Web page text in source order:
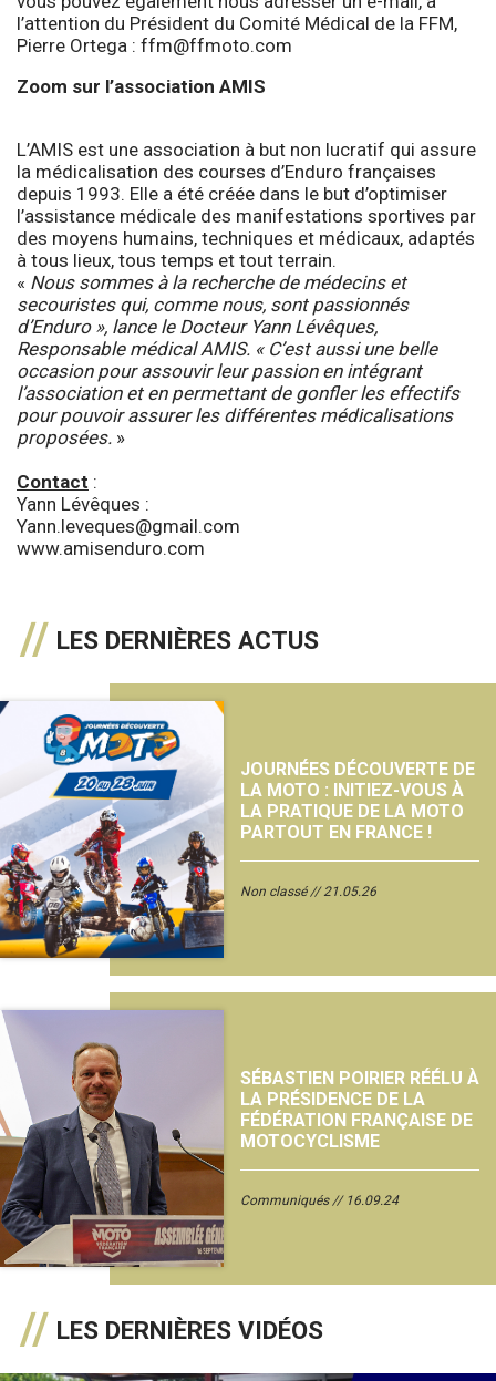
l’attention du Président du Comité Médical de la FFM,
Pierre Ortega : ffm@ffmoto.com
Zoom sur l’association AMIS
L’AMIS est une association à but non lucratif qui assure
la médicalisation des courses d’Enduro françaises
depuis 1993. Elle a été créée dans le but d’optimiser
l’assistance médicale des manifestations sportives par
des moyens humains, techniques et médicaux, adaptés
à tous lieux, tous temps et tout terrain.
« Nous sommes à la recherche de médecins et
secouristes qui, comme nous, sont passionnés
d’Enduro », lance le Docteur Yann Lévêques,
Responsable médical AMIS. « C’est aussi une belle
occasion pour assouvir leur passion en intégrant
l’association et en permettant de gonfler les effectifs
pour pouvoir assurer les différentes médicalisations
proposées. »
Contact :
Yann Lévêques :
Yann.leveques@gmail.com
www.amisenduro.com
LES DERNIÈRES ACTUS
JOURNÉES DÉCOUVERTE DE
LA MOTO : INITIEZ-VOUS À
LA PRATIQUE DE LA MOTO
PARTOUT EN FRANCE !
Non classé 21.05.26
SÉBASTIEN POIRIER RÉÉLU À
LA PRÉSIDENCE DE LA
FÉDÉRATION FRANÇAISE DE
MOTOCYCLISME
Communiqués 16.09.24
LES DERNIÈRES VIDÉOS